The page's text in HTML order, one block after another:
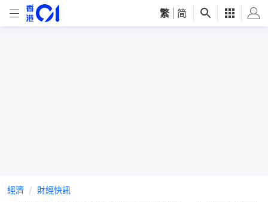
繁 简
經濟 財經快訊